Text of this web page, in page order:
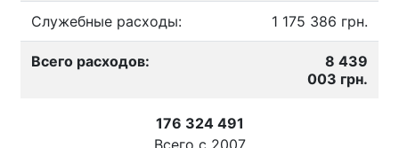
Служебные расходы: 1 175 386 грн.
Всего расходов:
8 439
003 грн.
176 324 491
Всего с 2007